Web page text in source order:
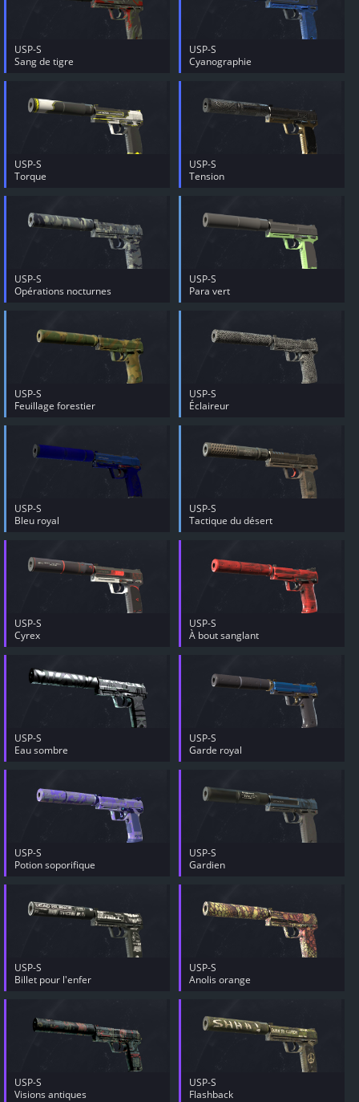
USP-S
Sang de tigre
USP-S
Cyanographie
USP-S
Torque
USP-S
Tension
USP-S
Opérations nocturnes
USP-S
Para vert
USP-S
Feuillage forestier
USP-S
Éclaireur
USP-S
Bleu royal
USP-S
Tactique du désert
USP-S
Cyrex
USP-S
À bout sanglant
USP-S
Eau sombre
USP-S
Garde royal
USP-S
Potion soporifique
USP-S
Gardien
USP-S
Billet pour l'enfer
USP-S
Anolis orange
USP-S
Visions antiques
USP-S
Flashback